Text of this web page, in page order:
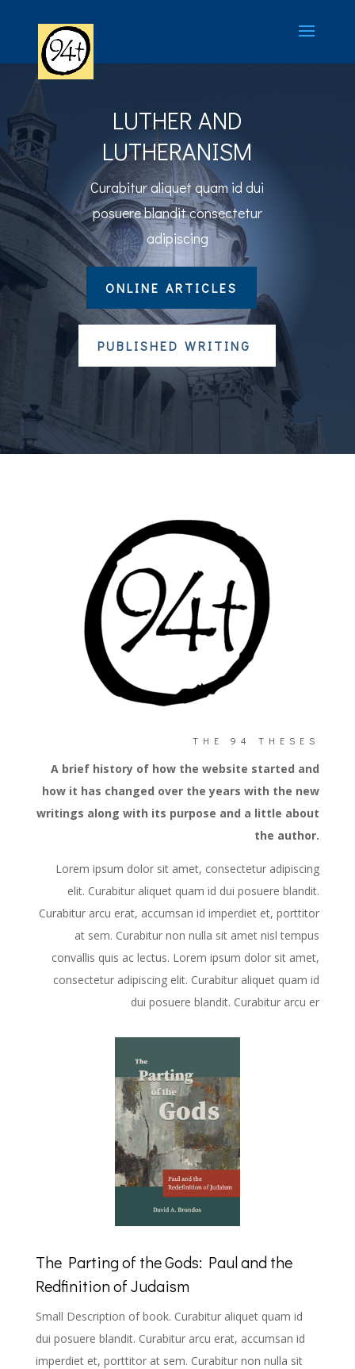
LUTHER AND
LUTHERANISM
Curabitur aliquet quam id dui
posuere blandit consectetur
adipiscing
ONLINE ARTICLES
PUBLISHED WRITING
THE 94 THESES
A brief history of how the website started and
how it has changed over the years with the new
writings along with its purpose and a little about
the author.
Lorem ipsum dolor sit amet, consectetur adipiscing
elit. Curabitur aliquet quam id dui posuere blandit.
Curabitur arcu erat, accumsan id imperdiet et, porttitor
at sem. Curabitur non nulla sit amet nisl tempus
convallis quis ac lectus. Lorem ipsum dolor sit amet,
consectetur adipiscing elit. Curabitur aliquet quam id
dui posuere blandit. Curabitur arcu er
The Parting of the Gods: Paul and the
Redfinition of Judaism
Small Description of book. Curabitur aliquet quam id
dui posuere blandit. Curabitur arcu erat, accumsan id
imperdiet et, porttitor at sem. Curabitur non nulla sit